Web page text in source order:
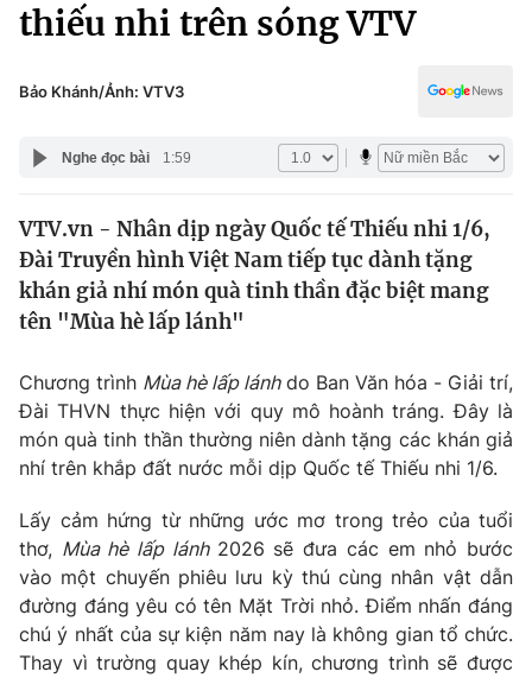
Chính trị
Pháp luật
Thế giới
Tin tức
Thế giới đó đây
Câu chuyện quốc tế
Tài chính
Thị trường
Dữ liệu và đời sống
Phim VTV
Hậu trường
Nhân vật
Giải trí
Điện ảnh
Âm nhạc
Đời sống
Truyền hình
Y tế
Công nghệ
thiếu nhi trên sóng VTV
Bảo Khánh/Ảnh: VTV3
Nghe đọc bài 1:59
VTV.vn - Nhân dịp ngày Quốc tế Thiếu nhi 1/6,
Đài Truyền hình Việt Nam tiếp tục dành tặng
khán giả nhí món quà tinh thần đặc biệt mang
tên "Mùa hè lấp lánh"
Chương trình Mùa hè lấp lánhdo Ban Văn hóa - Giải trí,
Đài THVN thực hiện với quy mô hoành tráng. Đây là
món quà tinh thần thường niên dành tặng các khán giả
nhí trên khắp đất nước mỗi dịp Quốc tế Thiếu nhi 1/6.
Lấy cảm hứng từ những ước mơ trong trẻo của tuổi
thơ, Mùa hè lấp lánh 2026 sẽ đưa các em nhỏ bước
vào một chuyến phiêu lưu kỳ thú cùng nhân vật dẫn
đường đáng yêu có tên Mặt Trời nhỏ. Điểm nhấn đáng
chú ý nhất của sự kiện năm nay là không gian tổ chức.
Thay vì trường quay khép kín, chương trình sẽ được